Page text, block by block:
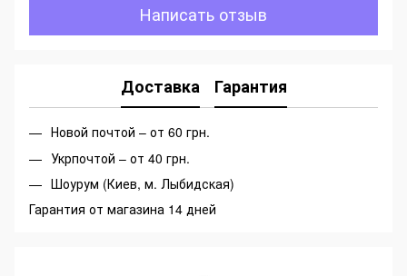
Написать отзыв
Доставка Гарантия
Новой почтой – от 60 грн.
Укрпочтой – от 40 грн.
Шоурум (Киев, м. Лыбидская)
Гарантия от магазина 14 дней